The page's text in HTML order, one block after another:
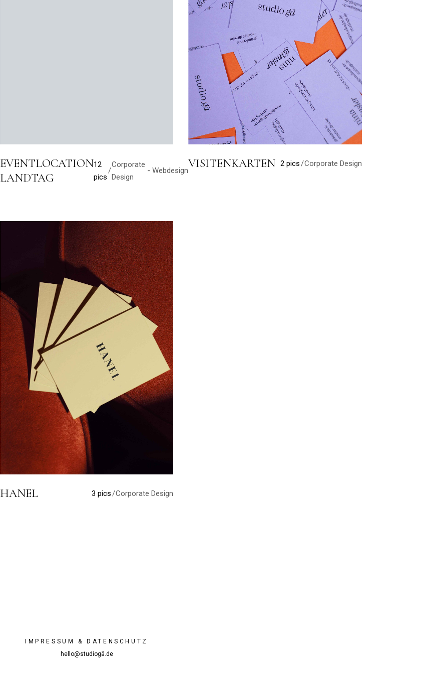
EVENTLOCATION
LANDTAG
12
pics
Corporate
Design
Webdesign
VISITENKARTEN 2 pics Corporate Design
HANEL 3 pics Corporate Design
IMPRESSUM & DATENSCHUTZ
hello@studiogä.de